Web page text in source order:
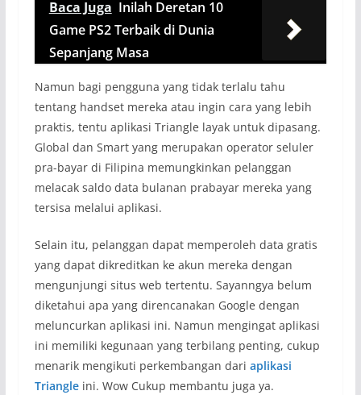
Baca Juga Inilah Deretan 10
Game PS2 Terbaik di Dunia
Sepanjang Masa
Namun bagi pengguna yang tidak terlalu tahu
tentang handset mereka atau ingin cara yang lebih
praktis, tentu aplikasi Triangle layak untuk dipasang.
Global dan Smart yang merupakan operator seluler
pra-bayar di Filipina memungkinkan pelanggan
melacak saldo data bulanan prabayar mereka yang
tersisa melalui aplikasi.
Selain itu, pelanggan dapat memperoleh data gratis
yang dapat dikreditkan ke akun mereka dengan
mengunjungi situs web tertentu. Sayanngya belum
diketahui apa yang direncanakan Google dengan
meluncurkan aplikasi ini. Namun mengingat aplikasi
ini memiliki kegunaan yang terbilang penting, cukup
menarik mengikuti perkembangan dari aplikasi
Triangleini. Wow Cukup membantu juga ya.